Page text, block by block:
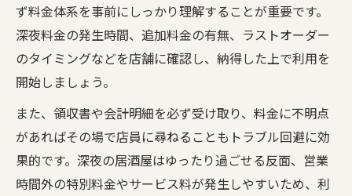
ず料金体系を事前にしっかり理解することが重要です。
深夜料金の発生時間、追加料金の有無、ラストオーダー
のタイミングなどを店舗に確認し、納得した上で利用を
開始しましょう。
また、領収書や会計明細を必ず受け取り、料金に不明点
があればその場で店員に尋ねることもトラブル回避に効
果的です。深夜の居酒屋はゆったり過ごせる反面、営業
時間外の特別料金やサービス料が発生しやすいため、利